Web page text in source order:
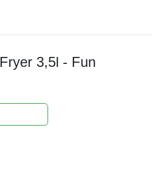
3,5l - Fun